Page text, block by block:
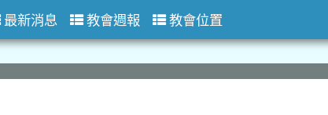
最新消息 教會週報 教會位置